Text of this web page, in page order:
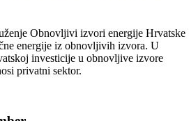
Obnovljivi izvori energije Hrvatske
energije iz obnovljivih izvora. U
investicije u obnovljive izvore
privatni sektor.